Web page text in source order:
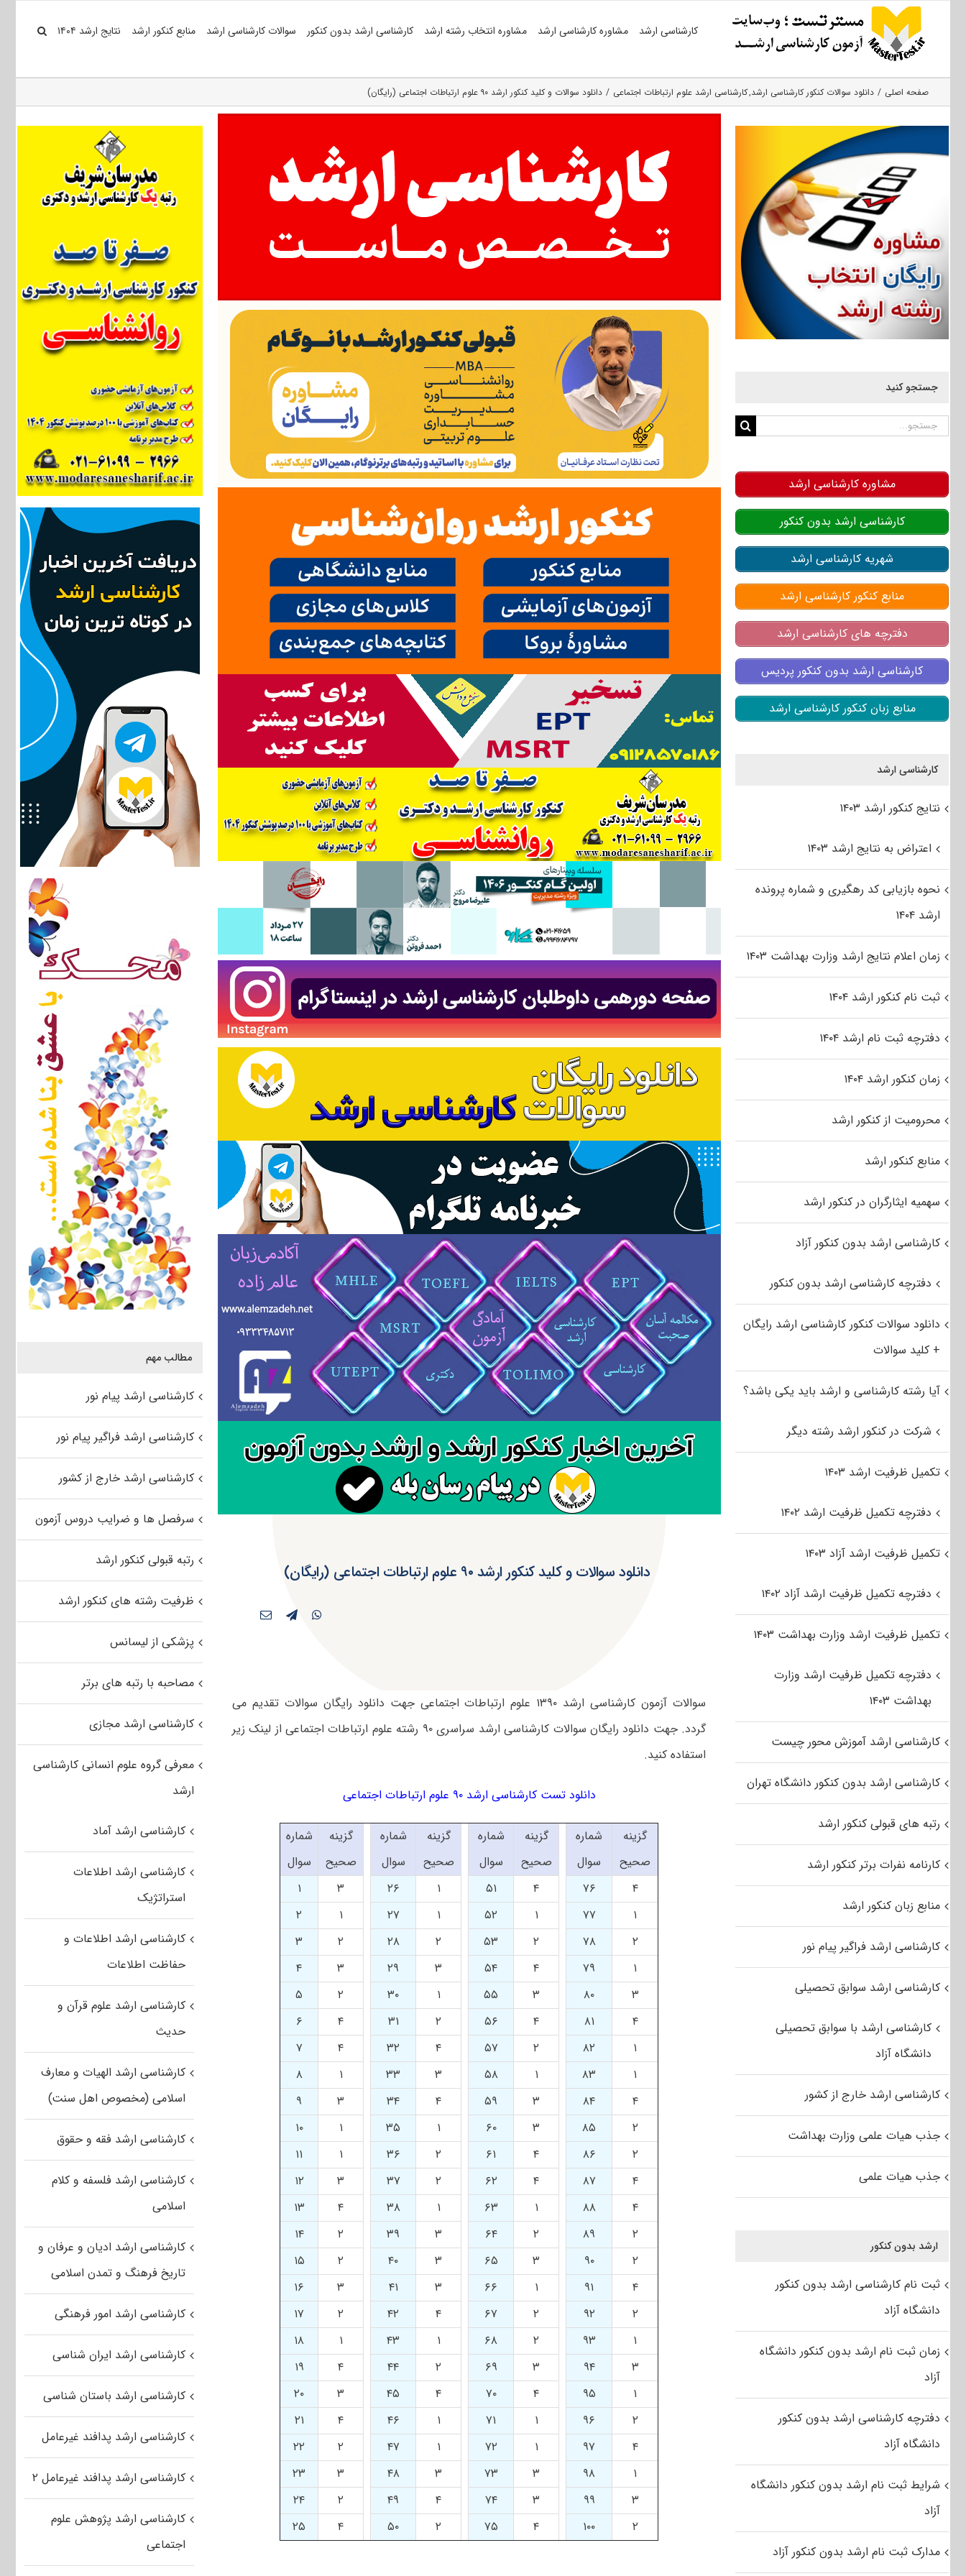
کارشناسی ارشد مشاوره کارشناسی ارشد مشاوره انتخاب رشته ارشد کارشناسی ارشد بدون کنکور سوالات کارشناسی ارشد منابع کنکور ارشد نتایج ارشد ۱۴۰۴
صفحه اصلی دانلود سوالات کنکور کارشناسی ارشد کارشناسی ارشد علوم ارتباطات اجتماعی دانلود سوالات و کلید کنکور ارشد ۹۰ علوم ارتباطات اجتماعی (رایگان)
دانلود سوالات و کلید کنکور ارشد ۹۰ علوم ارتباطات اجتماعی (رایگان)
سوالات آزمون کارشناسی ارشد ۱۳۹۰ علوم ارتباطات اجتماعی جهت دانلود رایگان سوالات تقدیم می
گردد. جهت دانلود رایگان سوالات کارشناسی ارشد سراسری ۹۰ رشته علوم ارتباطات اجتماعی از لینک زیر
استفاده کنید.
دانلود تست کارشناسی ارشد ۹۰ علوم ارتباطات اجتماعی
گزینه
صحیح
شماره
سوال
گزینه
صحیح
شماره
سوال
گزینه
صحیح
شماره
سوال
گزینه
صحیح
شماره
سوال
۴
۷۶ ۴ ۵۱ ۱ ۲۶ ۳
۱
۱
۷۷ ۱ ۵۲ ۱ ۲۷ ۱
۲
۲
۷۸ ۲ ۵۳ ۲ ۲۸ ۲
۳
۱
۷۹ ۴ ۵۴ ۳ ۲۹ ۳
۴
۳
۸۰ ۳ ۵۵ ۱ ۳۰ ۲
۵
۴
۸۱ ۴ ۵۶ ۲ ۳۱ ۴
۶
۱
۸۲ ۲ ۵۷ ۴ ۳۲ ۴
۷
۱
۸۳ ۱ ۵۸ ۳ ۳۳ ۱
۸
۴
۸۴ ۳ ۵۹ ۴ ۳۴ ۳
۹
۲
۸۵ ۳ ۶۰ ۱ ۳۵ ۱
۱۰
۲
۸۶ ۴ ۶۱ ۲ ۳۶ ۱
۱۱
۴
۸۷ ۴ ۶۲ ۲ ۳۷ ۳
۱۲
۴
۸۸ ۱ ۶۳ ۱ ۳۸ ۴
۱۳
۲
۸۹ ۲ ۶۴ ۳ ۳۹ ۲
۱۴
۲
۹۰ ۳ ۶۵ ۳ ۴۰ ۲
۱۵
۴
۹۱ ۱ ۶۶ ۳ ۴۱ ۳
۱۶
۲
۹۲ ۲ ۶۷ ۴ ۴۲ ۲
۱۷
۱
۹۳ ۲ ۶۸ ۱ ۴۳ ۱
۱۸
۳
۹۴ ۳ ۶۹ ۲ ۴۴ ۴
۱۹
۱
۹۵ ۴ ۷۰ ۴ ۴۵ ۳
۲۰
۲
۹۶ ۱ ۷۱ ۱ ۴۶ ۴
۲۱
۴
۹۷ ۱ ۷۲ ۱ ۴۷ ۲
۲۲
۱
۹۸ ۳ ۷۳ ۳ ۴۸ ۳
۲۳
۳
۹۹ ۳ ۷۴ ۴ ۴۹ ۲
۲۴
۲
۱۰۰ ۴ ۷۵ ۲ ۵۰ ۴ ۲۵
مطالب مهم
کارشناسی ارشد پیام نور
کارشناسی ارشد فراگیر پیام نور
کارشناسی ارشد خارج از کشور
سرفصل ها و ضرایب دروس آزمون
رتبه قبولی کنکور ارشد
ظرفیت رشته های کنکور ارشد
پزشکی از لیسانس
مصاحبه با رتبه های برتر
کارشناسی ارشد مجازی
معرفی گروه علوم انسانی کارشناسی
ارشد
کارشناسی ارشد آماد
کارشناسی ارشد اطلاعات
استراتژیک
کارشناسی ارشد اطلاعات و
حفاظت اطلاعات
کارشناسی ارشد علوم قرآن و
حدیث
کارشناسی ارشد الهیات و معارف
اسلامی (مخصوص اهل سنت)
کارشناسی ارشد فقه و حقوق
کارشناسی ارشد فلسفه و کلام
اسلامی
کارشناسی ارشد ادیان و عرفان و
تاریخ فرهنگ و تمدن اسلامی
کارشناسی ارشد امور فرهنگی
کارشناسی ارشد ایران شناسی
کارشناسی ارشد باستان شناسی
کارشناسی ارشد پدافند غیرعامل
کارشناسی ارشد پدافند غیرعامل ۲
کارشناسی ارشد پژوهش علوم
اجتماعی
جستجو کنید
جستجو
مشاوره کارشناسی ارشد
کارشناسی ارشد بدون کنکور
شهریه کارشناسی ارشد
منابع کنکور کارشناسی ارشد
دفترچه های کارشناسی ارشد
کارشناسی ارشد بدون کنکور پردیس
منابع زبان کنکور کارشناسی ارشد
کارشناسی ارشد
نتایج کنکور ارشد ۱۴۰۳
اعتراض به نتایج ارشد ۱۴۰۳
نحوه بازیابی کد رهگیری و شماره پرونده
ارشد ۱۴۰۴
زمان اعلام نتایج ارشد وزارت بهداشت ۱۴۰۳
ثبت نام کنکور ارشد ۱۴۰۴
دفترچه ثبت نام ارشد ۱۴۰۴
زمان کنکور ارشد ۱۴۰۴
محرومیت از کنکور ارشد
منابع کنکور ارشد
سهمیه ایثارگران در کنکور ارشد
کارشناسی ارشد بدون کنکور آزاد
دفترچه کارشناسی ارشد بدون کنکور
دانلود سوالات کنکور کارشناسی ارشد رایگان
+ کلید سوالات
آیا رشته کارشناسی و ارشد باید یکی باشد؟
شرکت در کنکور ارشد رشته دیگر
تکمیل ظرفیت ارشد ۱۴۰۳
دفترچه تکمیل ظرفیت ارشد ۱۴۰۲
تکمیل ظرفیت ارشد آزاد ۱۴۰۳
دفترچه تکمیل ظرفیت ارشد آزاد ۱۴۰۲
تکمیل ظرفیت ارشد وزارت بهداشت ۱۴۰۳
دفترچه تکمیل ظرفیت ارشد وزارت
بهداشت ۱۴۰۳
کارشناسی ارشد آموزش محور چیست
کارشناسی ارشد بدون کنکور دانشگاه تهران
رتبه های قبولی کنکور ارشد
کارنامه نفرات برتر کنکور ارشد
منابع زبان کنکور ارشد
کارشناسی ارشد فراگیر پیام نور
کارشناسی ارشد سوابق تحصیلی
کارشناسی ارشد با سوابق تحصیلی
دانشگاه آزاد
کارشناسی ارشد خارج از کشور
جذب هیات علمی وزارت بهداشت
جذب هیات علمی
ارشد بدون کنکور
ثبت نام کارشناسی ارشد بدون کنکور
دانشگاه آزاد
زمان ثبت نام ارشد بدون کنکور دانشگاه
آزاد
دفترچه کارشناسی ارشد بدون کنکور
دانشگاه آزاد
شرایط ثبت نام ارشد بدون کنکور دانشگاه
آزاد
مدارک ثبت نام ارشد بدون کنکور آزاد